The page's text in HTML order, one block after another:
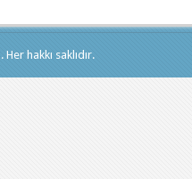
hakkı saklıdır.